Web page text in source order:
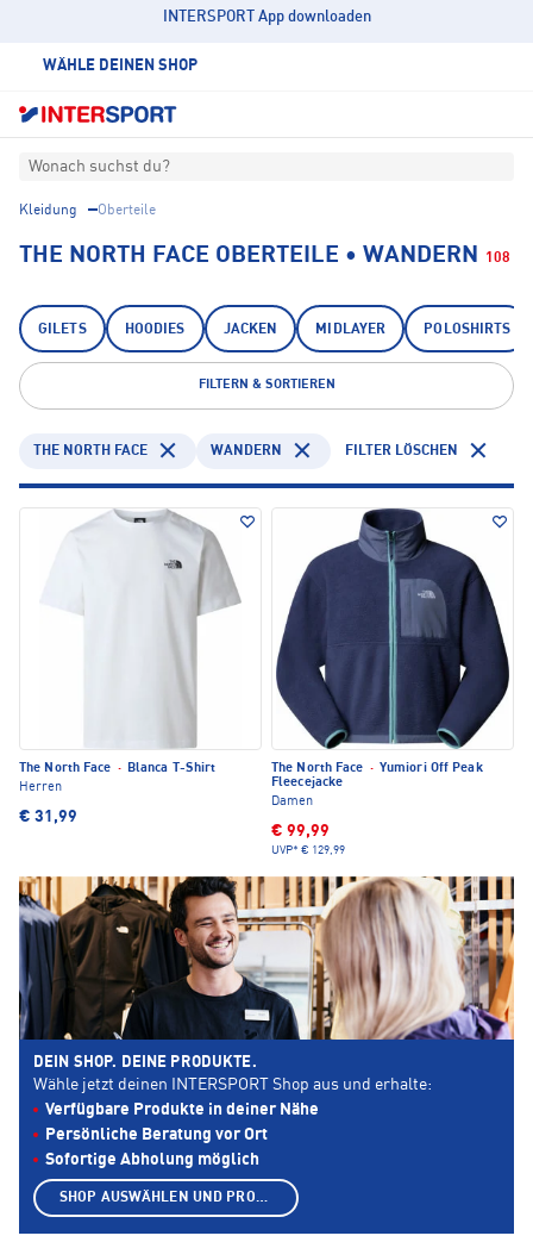
INTERSPORT App downloaden
WÄHLE DEINEN SHOP
Wonach suchst du?
Kleidung Oberteile
THE NORTH FACE OBERTEILE • WANDERN 108
GILETS HOODIES JACKEN MIDLAYER POLOSHIRTS
FILTERN & SORTIEREN
THE NORTH FACE WANDERN FILTER LÖSCHEN
The North Face ·
Blanca T-Shirt
Herren
€ 31,99
The North Face · Yumiori Off Peak
Fleecejacke
Damen
€ 99,99
UVP* € 129,99
DEIN SHOP. DEINE PRODUKTE.
Wähle jetzt deinen INTERSPORT Shop aus und erhalte:
Verfügbare Produkte in deiner Nähe
Persönliche Beratung vor Ort
Sofortige Abholung möglich
SHOP AUSWÄHLEN UND PRODUKTE ANZEIGEN